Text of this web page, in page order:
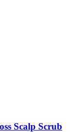
Scalp Scrub